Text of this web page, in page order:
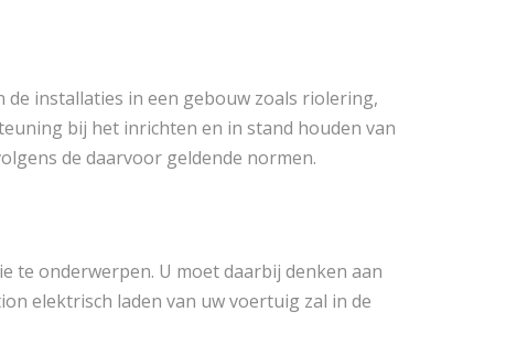
installaties in een gebouw zoals riolering,
bij het inrichten en in stand houden van
de daarvoor geldende normen.
te onderwerpen. U moet daarbij denken aan
elektrisch laden van uw voertuig zal in de